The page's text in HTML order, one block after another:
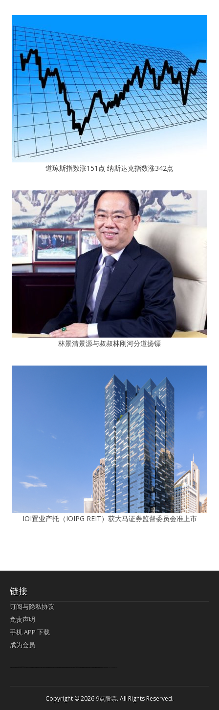
道琼斯指数涨151点 纳斯达克指数涨342点
林景清景源与叔叔林刚河分道扬镖
IOI置业产托（IOIPG REIT）获大马证券监督委员会准上市
链接
订阅与隐私协议
免责声明
手机 APP 下载
成为会员
Copyright © 20269点股票. All Rights Reserved.